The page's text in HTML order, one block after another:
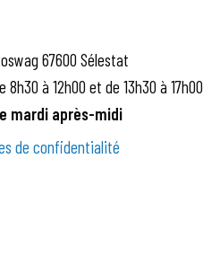
67600 Sélestat
8h30 à 12h00 et de 13h30 à 17h00
mardi après-midi
de confidentialité